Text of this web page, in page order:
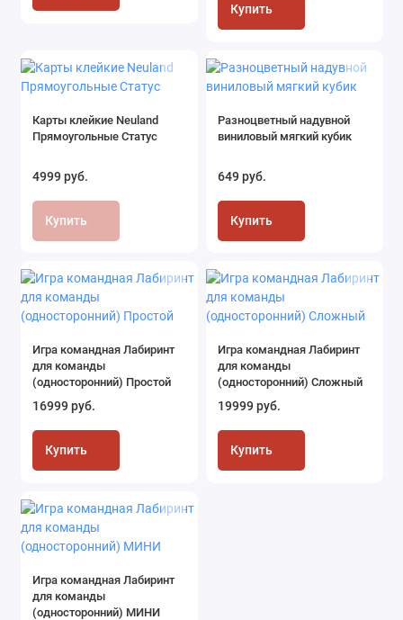
Купить
Карты клейкие Neuland
Прямоугольные Статус
4999 руб.
Купить
Разноцветный надувной
виниловый мягкий кубик
649 руб.
Купить
Игра командная Лабиринт
для команды
(односторонний) Простой
16999 руб.
Купить
Игра командная Лабиринт
для команды
(односторонний) Сложный
19999 руб.
Купить
Игра командная Лабиринт
для команды
(односторонний) МИНИ